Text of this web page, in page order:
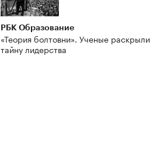
РБК Образование
«Теория болтовни». Ученые раскрыли
тайну лидерства